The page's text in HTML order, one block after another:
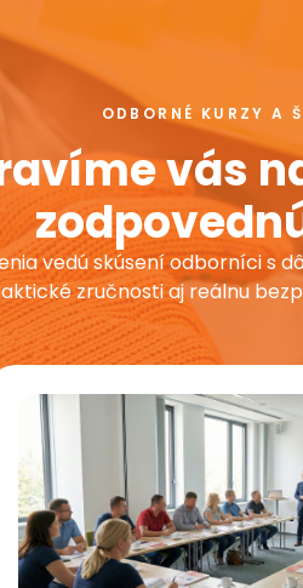
ODBORNÉ KURZY A
vás
vedú skúsení odborníci s
zručnosti aj reálnu